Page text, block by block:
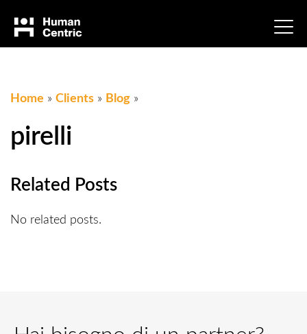
Home » Clients » Blog »
pirelli
Related Posts
No related posts.